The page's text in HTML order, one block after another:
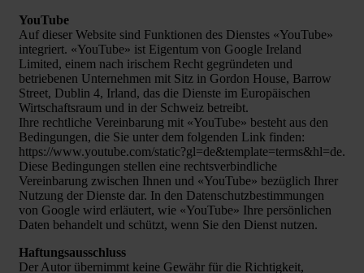
YouTube
Auf dieser Website sind Funktionen des Dienstes «YouTube»
integriert. «YouTube» ist Eigentum von Google Ireland
Limited, einem nach irischem Recht gegründeten und
betriebenen Unternehmen mit Sitz in Gordon House, Barrow
Street, Dublin 4, Irland, das die Dienste im Europäischen
Wirtschaftsraum und in der Schweiz betreibt.
Ihre rechtliche Vereinbarung mit «YouTube» besteht aus den
Bedingungen, die Sie unter dem folgenden Link finden:
https://www.youtube.com/static?gl=de&template=terms&hl=de.
Diese Bedingungen stellen eine rechtsverbindliche
Vereinbarung zwischen Ihnen und «YouTube» bezüglich Ihrer
Nutzung der Dienste dar. In den Datenschutzbestimmungen
von Google wird erläutert, wie «YouTube» Ihre persönlichen
Daten behandelt und schützt, wenn Sie den Dienst nutzen.
Haftungsausschluss
Der Autor übernimmt keine Gewähr für die Richtigkeit,